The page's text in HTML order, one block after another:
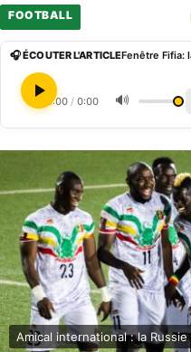
FOOTBALL
🎧 ÉCOUTER L'ARTICLE
0:00 / 0:00 🔊
Amical international : la